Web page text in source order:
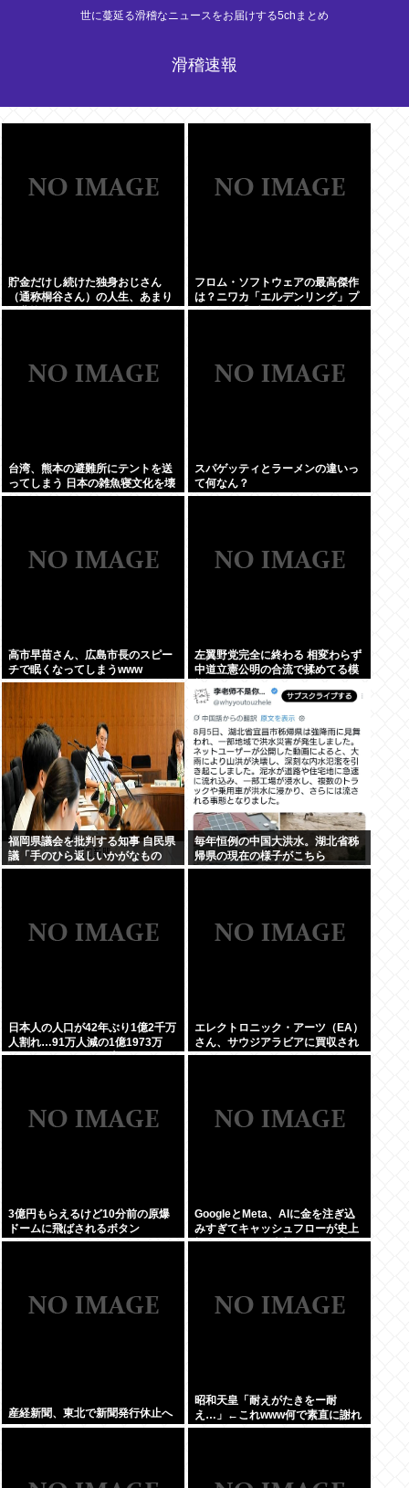
世に蔓延る滑稽なニュースをお届けする5chまとめ
滑稽速報
貯金だけし続けた独身おじさん
（通称桐谷さん）の人生、あまり
に悲惨すぎるwww
フロム・ソフトウェアの最高傑作
は？ニワカ「エルデンリング」プ
レステ厨「ブラボ」逆張り「ダク
台湾、熊本の避難所にテントを送
ってしまう 日本の雑魚寝文化を壊
すな！
スパゲッティとラーメンの違いっ
て何なん？
高市早苗さん、広島市長のスピー
チで眠くなってしまうwww
左翼野党完全に終わる 相変わらず
中道立憲公明の合流で揉めてる模
福岡県議会を批判する知事 自民県
議「手のひら返しいかがなもの
か」
毎年恒例の中国大洪水。湖北省秭
帰県の現在の様子がこちら
日本人の人口が42年ぶり1億2千万
人割れ…91万人減の1億1973万
人、外国人は35万人増
エレクトロニック・アーツ（EA）
さん、サウジアラビアに買収され
てしまう。これはハラールゲーム
3億円もらえるけど10分前の原爆
ドームに飛ばされるボタン
GoogleとMeta、AIに金を注ぎ込
みすぎてキャッシュフローが史上
初のマイナス。売却か保有で内ゲ
産経新聞、東北で新聞発行休止へ
昭和天皇「耐えがたきをー耐
え…」←これwww何で素直に謝れ
ねーの？？！？